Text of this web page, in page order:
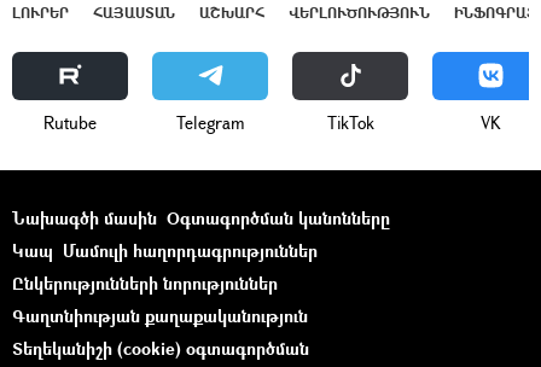
ԼՈՒՐԵՐ ՀԱՅԱՍՏԱՆ ԱՇԽԱՐՀ ՎԵՐԼՈՒԾՈՒԹՅՈՒՆ
Rutube Telegram ТikТоk VK
Նախագծի մասին Օգտագործման կանոնները
Կապ Մամուլի հաղորդագրություններ
Ընկերությունների նորություններ
Գաղտնիության քաղաքականություն
Տեղեկանիշի (cookie) օգտագործման